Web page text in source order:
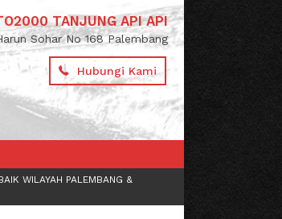
TANJUNG API API
Sohar No 168 Palembang
Hubungi Kami
WILAYAH PALEMBANG &